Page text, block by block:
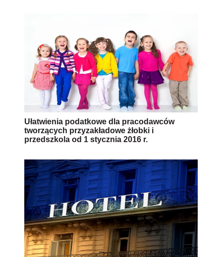
Ułatwienia podatkowe dla pracodawców
tworzących przyzakładowe żłobki i
przedszkola od 1 stycznia 2016 r.